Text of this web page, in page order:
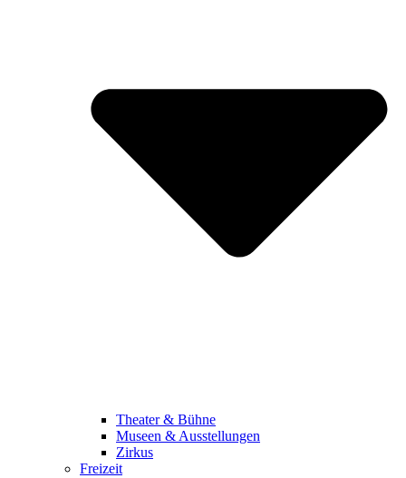
Theater & Bühne
Museen & Ausstellungen
Zirkus
Freizeit